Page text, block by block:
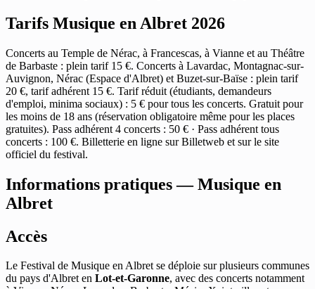
Tarifs Musique en Albret 2026
Concerts au Temple de Nérac, à Francescas, à Vianne et au Théâtre
de Barbaste : plein tarif 15 €. Concerts à Lavardac, Montagnac-sur-
Auvignon, Nérac (Espace d'Albret) et Buzet-sur-Baïse : plein tarif
20 €, tarif adhérent 15 €. Tarif réduit (étudiants, demandeurs
d'emploi, minima sociaux) : 5 € pour tous les concerts. Gratuit pour
les moins de 18 ans (réservation obligatoire même pour les places
gratuites). Pass adhérent 4 concerts : 50 € · Pass adhérent tous
concerts : 100 €. Billetterie en ligne sur Billetweb et sur le site
officiel du festival.
Informations pratiques — Musique en
Albret
Accès
Le Festival de Musique en Albret se déploie sur plusieurs communes
du pays d'Albret en Lot-et-Garonne, avec des concerts notamment